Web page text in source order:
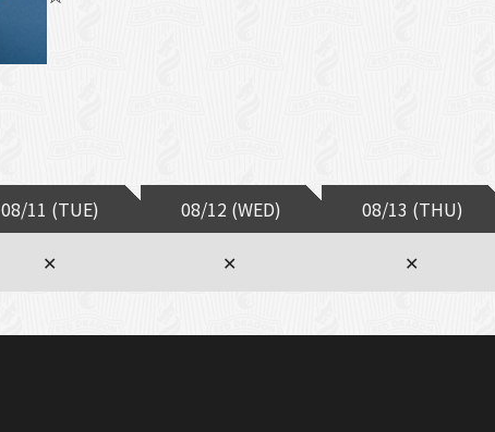
08/11 (TUE)
✕
08/12 (WED)
✕
08/13 (THU)
✕